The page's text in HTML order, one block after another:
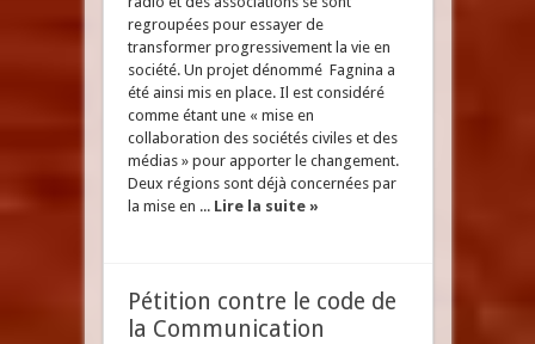
regroupées pour essayer de
transformer progressivement la vie en
société. Un projet dénommé Fagnina a
été ainsi mis en place. Il est considéré
comme étant une « mise en
collaboration des sociétés civiles et des
médias » pour apporter le changement.
Deux régions sont déjà concernées par
la mise en ... Lire la suite »
Pétition contre le code de
la Communication